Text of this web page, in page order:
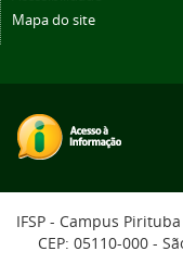
Mapa do site
IFSP - Campus
CEP: 05110-000 -